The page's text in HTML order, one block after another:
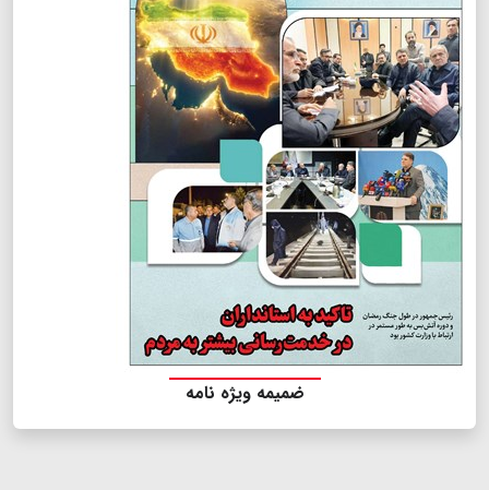
ضمیمه ویژه نامه